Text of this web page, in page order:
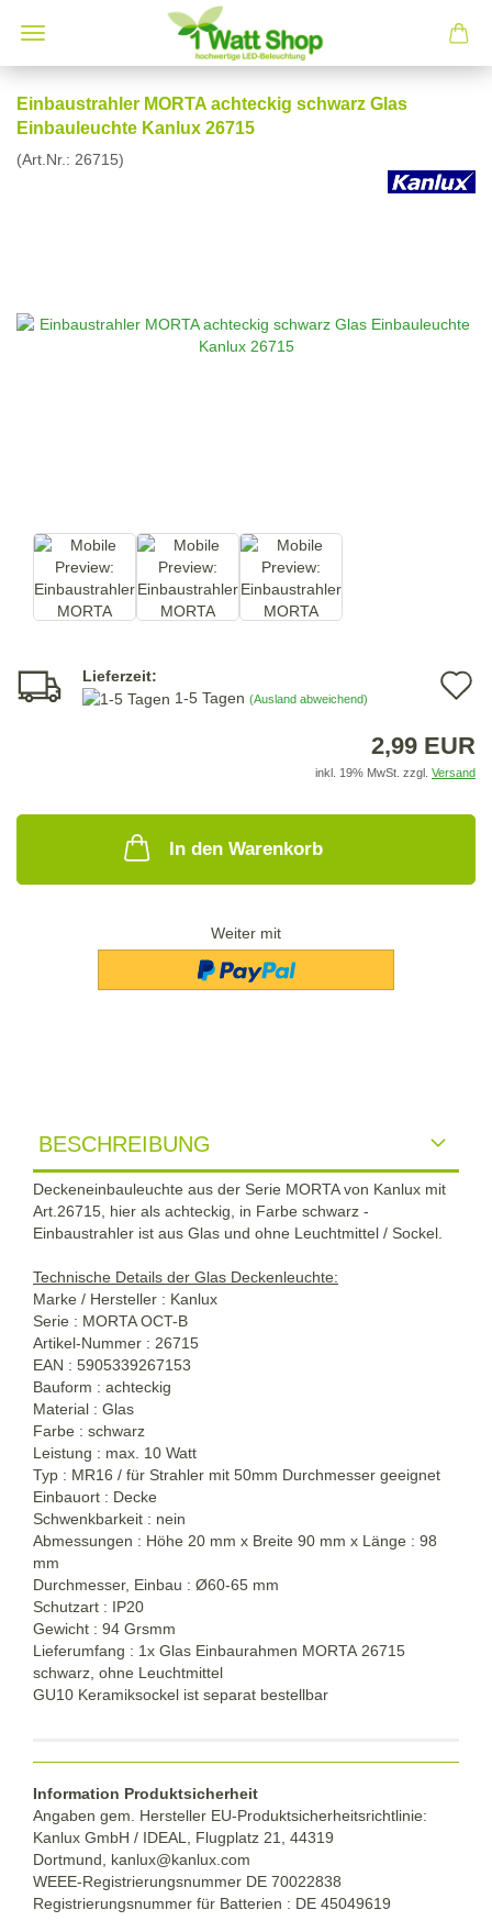
Einbaustrahler MORTA achteckig schwarz Glas
Einbauleuchte Kanlux 26715
(Art.Nr.: 26715)
Lieferzeit:
1-5 Tagen (Ausland abweichend)
2,99 EUR
inkl. 19% MwSt. zzgl. Versand
In den Warenkorb
Weiter mit
BESCHREIBUNG
Deckeneinbauleuchte aus der Serie MORTA von Kanlux mit
Art.26715, hier als achteckig, in Farbe schwarz -
Einbaustrahler ist aus Glas und ohne Leuchtmittel / Sockel.
Technische Details der Glas Deckenleuchte:
Marke / Hersteller : Kanlux
Serie : MORTA OCT-B
Artikel-Nummer : 26715
EAN : 5905339267153
Bauform : achteckig
Material : Glas
Farbe : schwarz
Leistung : max. 10 Watt
Typ : MR16 / für Strahler mit 50mm Durchmesser geeignet
Einbauort : Decke
Schwenkbarkeit : nein
Abmessungen : Höhe 20 mm x Breite 90 mm x Länge : 98
mm
Durchmesser, Einbau : Ø60-65 mm
Schutzart : IP20
Gewicht : 94 Grsmm
Lieferumfang : 1x Glas Einbaurahmen MORTA 26715
schwarz, ohne Leuchtmittel
GU10 Keramiksockel ist separat bestellbar
Information Produktsicherheit
Angaben gem. Hersteller EU-Produktsicherheitsrichtlinie:
Kanlux GmbH / IDEAL, Flugplatz 21, 44319
Dortmund, kanlux@kanlux.com
WEEE-Registrierungsnummer DE 70022838
Registrierungsnummer für Batterien : DE 45049619